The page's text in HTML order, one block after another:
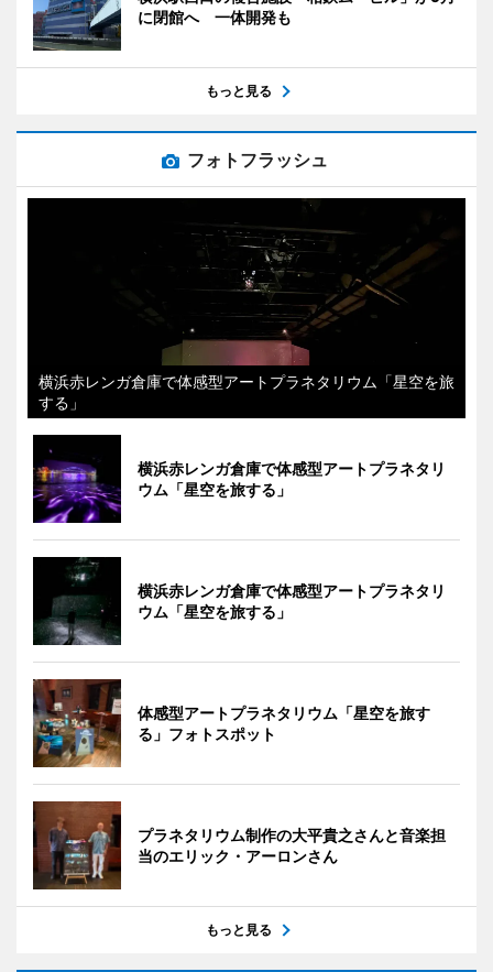
に閉館へ 一体開発も
もっと見る
フォトフラッシュ
横浜赤レンガ倉庫で体感型アートプラネタリウム「星空を旅
する」
横浜赤レンガ倉庫で体感型アートプラネタリ
ウム「星空を旅する」
横浜赤レンガ倉庫で体感型アートプラネタリ
ウム「星空を旅する」
体感型アートプラネタリウム「星空を旅す
る」フォトスポット
プラネタリウム制作の大平貴之さんと音楽担
当のエリック・アーロンさん
もっと見る